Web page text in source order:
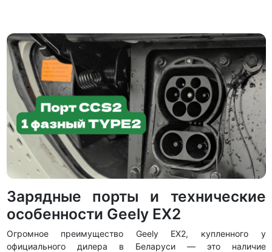
Зарядные порты и технические
особенности Geely EX2
Огромное преимущество Geely EX2, купленного у
официального дилера в Беларуси — это наличие